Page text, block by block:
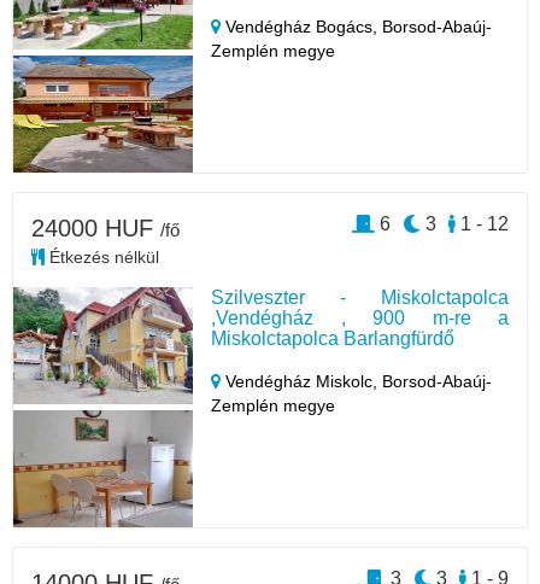
Vendégház Bogács, Borsod-Abaúj-
Zemplén megye
Szilveszter - Miskolctapolca
,Vendégház , 900 m-re a
Miskolctapolca Barlangfürdő
Vendégház Miskolc, Borsod-Abaúj-
Zemplén megye
24000 HUF /fő
Étkezés nélkül
1 - 12
3
6
1 - 9
3
3